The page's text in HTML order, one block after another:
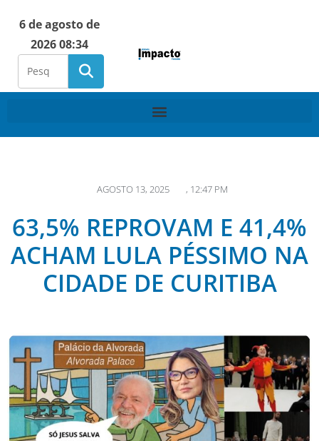
6 de agosto de
2026 08:34
AGOSTO 13, 2025 , 12:47 PM
63,5% REPROVAM E 41,4%
ACHAM LULA PÉSSIMO NA
CIDADE DE CURITIBA